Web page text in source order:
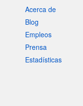
Acerca de
Blog
Empleos
Prensa
Estadísticas